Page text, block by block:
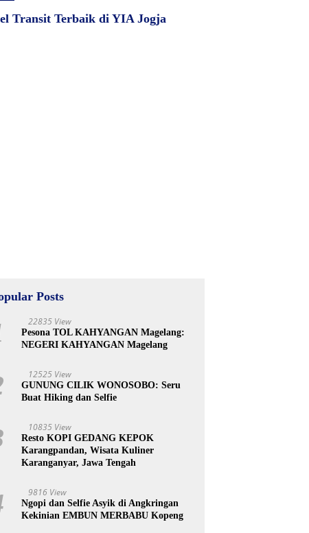
Transit Terbaik di YIA Jogja
Posts
22835 View
Pesona TOL KAHYANGAN Magelang:
NEGERI KAHYANGAN Magelang
12525 View
GUNUNG CILIK WONOSOBO: Seru
Buat Hiking dan Selfie
10835 View
Resto KOPI GEDANG KEPOK
Karangpandan, Wisata Kuliner
Karanganyar, Jawa Tengah
9816 View
Ngopi dan Selfie Asyik di Angkringan
Kekinian EMBUN MERBABU Kopeng